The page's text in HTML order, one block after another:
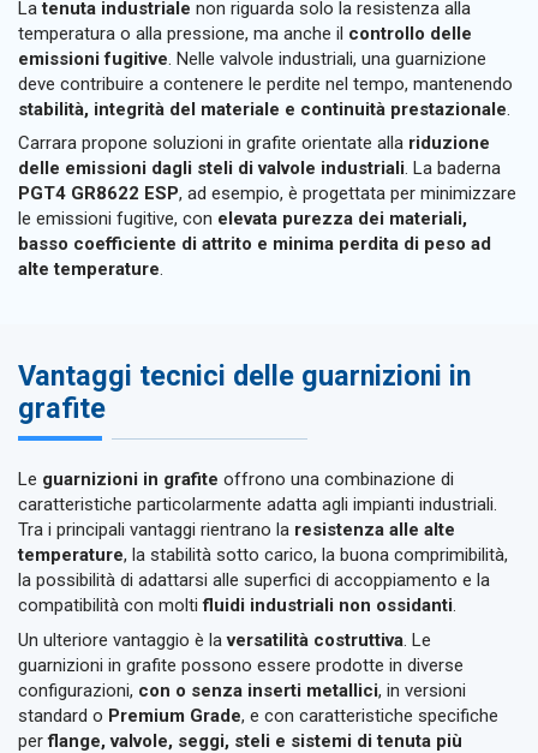
Latenuta industriale non riguarda solo la resistenza alla
temperatura o alla pressione, ma anche il controllo delle
emissioni fugitive. Nelle valvole industriali, una guarnizione
deve contribuire a contenere le perdite nel tempo, mantenendo
stabilità, integrità del materiale e continuità prestazionale.
Carrara propone soluzioni in grafite orientate alla riduzione
delle emissioni dagli steli di valvole industriali. La baderna
PGT4 GR8622 ESP, ad esempio, è progettata per minimizzare
le emissioni fugitive, con elevata purezza dei materiali,
basso coefficiente di attrito e minima perdita di peso ad
alte temperature.
Vantaggi tecnici delle guarnizioni in
grafite
Le guarnizioni in grafite offrono una combinazione di
caratteristiche particolarmente adatta agli impianti industriali.
Tra i principali vantaggi rientrano la resistenza alle alte
temperature, la stabilità sotto carico, la buona comprimibilità,
la possibilità di adattarsi alle superfici di accoppiamento e la
compatibilità con moltifluidi industriali non ossidanti.
Un ulteriore vantaggio è laversatilità costruttiva. Le
guarnizioni in grafite possono essere prodotte in diverse
configurazioni, con o senza inserti metallici, in versioni
standard o Premium Grade, e con caratteristiche specifiche
perflange, valvole, seggi, steli e sistemi di tenuta più